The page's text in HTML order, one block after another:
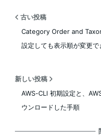
古い投稿
Category Order and
設定しても表示順が変更
新しい投稿
AWS-CLI 初期設定と、
ウンロードした手順